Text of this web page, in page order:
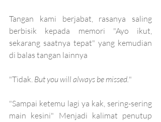
Tangan kami berjabat, rasanya saling
berbisik kepada memori "Ayo ikut,
sekarang saatnya tepat" yang kemudian
di balas tangan lainnya
"Tidak. But you will always be missed."
"Sampai ketemu lagi ya kak, sering-sering
main kesini" Menjadi kalimat penutup